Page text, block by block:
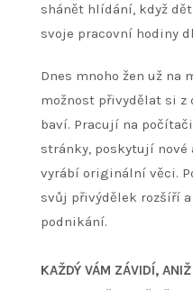
shánět hlídání, když
svoje pracovní hodiny
Dnes mnoho žen už na
možnost přivydělat si z
baví. Pracují na
stránky, poskytují nové
vyrábí originální věci.
svůj přivýdělek rozšíří
podnikání.
KAŽDÝ VÁM ZÁVIDÍ,